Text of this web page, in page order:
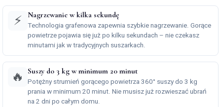
⚡ Nagrzewanie w kilka sekundę
Technologia grafenowa zapewnia szybkie nagrzewanie. Gorące
powietrze pojawia się już po kilku sekundach – nie czekasz
minutami jak w tradycyjnych suszarkach.
🔥 Suszy do 3 kg w minimum 20 minut
Potężny strumień gorącego powietrza 360° suszy do 3 kg
prania w minimum 20 minut. Nie musisz już rozwieszać ubrań
na 2 dni po całym domu.